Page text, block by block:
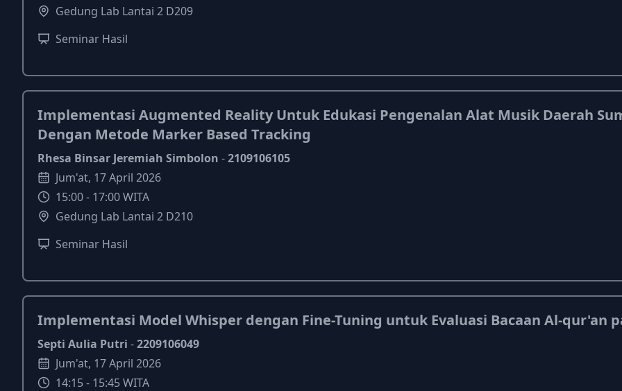
Gedung Lab Lantai 2 D209
Seminar Hasil
Implementasi Augmented Reality Untuk Edukasi Pengenalan Alat Musik Daerah
Dengan Metode Marker Based Tracking
Rhesa Binsar Jeremiah Simbolon -2109106105
Jum'at, 17April 2026
15:00- 17:00WITA
Gedung Lab Lantai 2 D210
Seminar Hasil
Implementasi Model Whisper dengan Fine-Tuning untuk Evaluasi Bacaan Al-qur'an
Septi Aulia Putri -2209106049
Jum'at, 17April 2026
14:15- 15:45WITA